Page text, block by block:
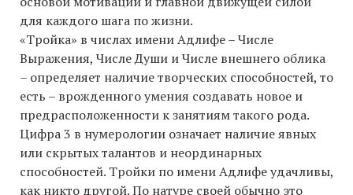
для каждого шага по жизни.
«Тройка» в числах имени Адлифе – Числе
Выражения, Числе Души и Числе внешнего облика
– определяет наличие творческих способностей, то
есть – врожденного умения создавать новое и
предрасположенности к занятиям такого рода.
Цифра 3 в нумерологии означает наличие явных
или скрытых талантов и неординарных
способностей. Тройки по имени Адлифе удачливы,
как никто другой. По натуре своей обычно это